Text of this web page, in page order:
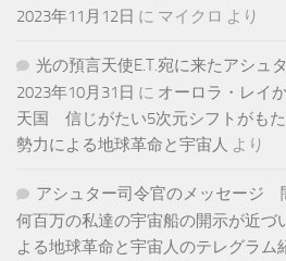
2023年11月12日 に マイクロ より
光の預言天使E.T.宛に来たアシュ
2023年10月31日 に オーロラ・レイ
天国 信じがたい5次元シフトがも
勢力による地球革命と宇宙人 より
アシュター司令官のメッセージ
何百万の私達の宇宙船の開示が近づ
よる地球革命と宇宙人のテレグラ